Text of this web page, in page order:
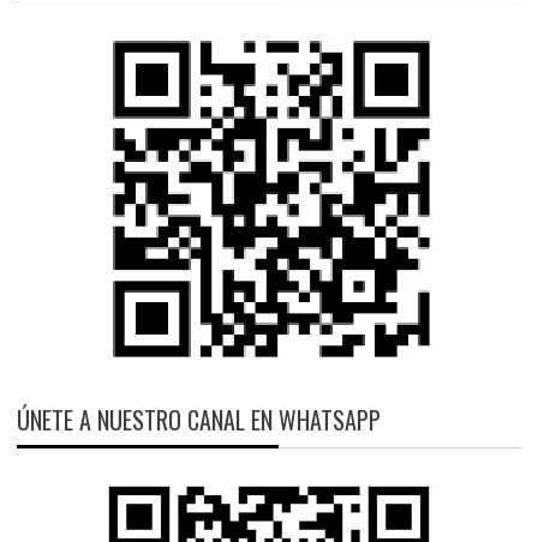
ÚNETE A NUESTRO CANAL EN WHATSAPP